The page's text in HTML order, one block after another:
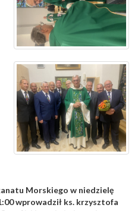
Morskiego w niedzielę
wprowadził ks. krzysztofa